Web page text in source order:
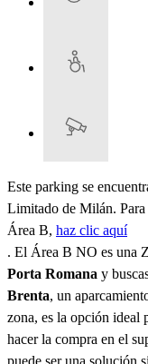
Este parking se
Limitado de Milán. Para
Área B, haz clic aquí
. El Área B NO es una
Porta Romana y
Brenta, un
zona, es la opción ideal
hacer la compra en el
puede ser una solución